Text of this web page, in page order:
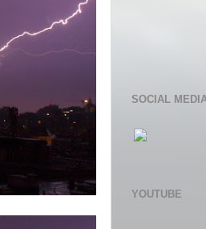
SOCIAL
YOUTUBE